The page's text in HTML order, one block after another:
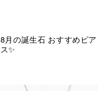
8月の誕生石 おすすめピア
ス✨